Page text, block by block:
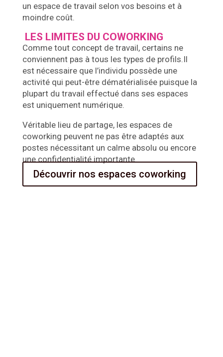
un espace de travail selon vos besoins et à
moindre coût.
LES LIMITES DU COWORKING
Comme tout concept de travail, certains ne
conviennent pas à tous les types de profils.Il
est nécessaire que l’individu possède une
activité qui peut-être dématérialisée puisque la
plupart du travail effectué dans ses espaces
est uniquement numérique.
Véritable lieu de partage, les espaces de
coworking peuvent ne pas être adaptés aux
postes nécessitant un calme absolu ou encore
une confidentialité importante.
Découvrir nos espaces coworking